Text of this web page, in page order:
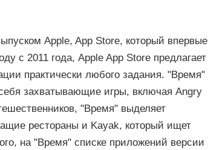
Apple, App Store, который впервые
с 2011 года, Apple App Store предлагает
практически любого задания. "Время"
захватывающие игры, включая Angry
"Время" выделяет
рестораны и Kayak, который ищет
на "Время" списке приложений версии